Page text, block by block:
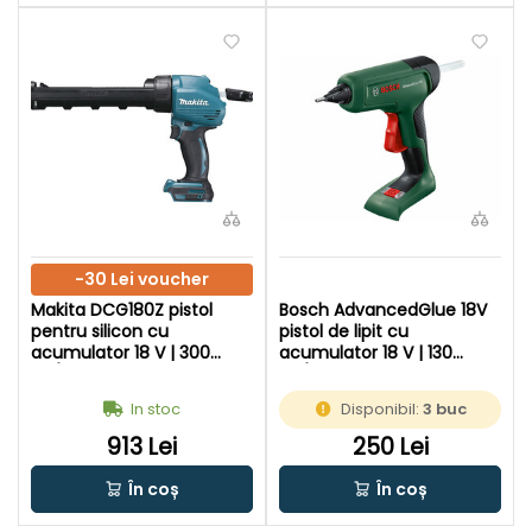
-30 Lei voucher
Makita DCG180Z pistol
pentru silicon cu
acumulator 18 V | 300
| Fara acumulator si
incarcator | In cutie de
carton original
In stoc
913 Lei
În coș
Bosch AdvancedGlue 18V
pistol de lipit cu
acumulator 18 V | 130
lipit 11 mm x 45 - 300 mm |
In cutie de carton original
Disponibil:3 buc
250 Lei
În coș